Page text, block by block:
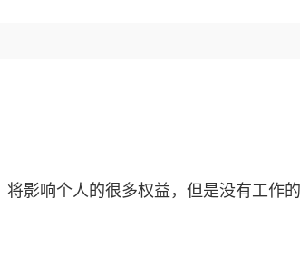
影响个人的很多权益，但是没有工作